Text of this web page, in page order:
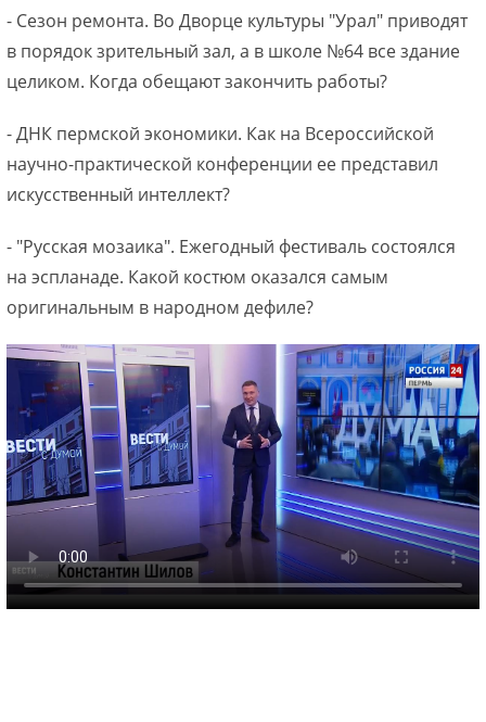
- Сезон ремонта. Во Дворце культуры "Урал" приводят
в порядок зрительный зал, а в школе №64 все здание
целиком. Когда обещают закончить работы?
- ДНК пермской экономики. Как на Всероссийской
научно-практической конференции ее представил
искусственный интеллект?
- "Русская мозаика". Ежегодный фестиваль состоялся
на эспланаде. Какой костюм оказался самым
оригинальным в народном дефиле?